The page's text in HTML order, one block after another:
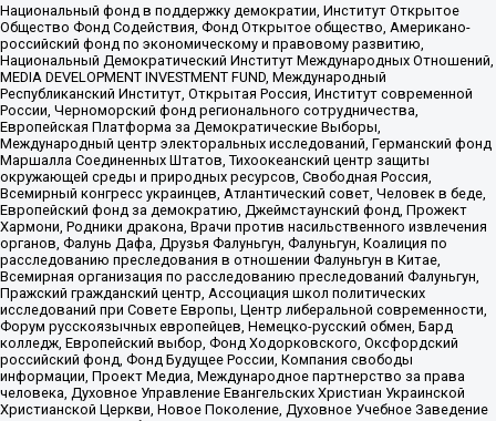
Национальный фонд в поддержку демократии, Институт Открытое
Общество Фонд Содействия, Фонд Открытое общество, Американо-
российский фонд по экономическому и правовому развитию,
Национальный Демократический Институт Международных Отношений,
MEDIA DEVELOPMENT INVESTMENT FUND, Международный
Республиканский Институт, Открытая Россия, Институт современной
России, Черноморский фонд регионального сотрудничества,
Европейская Платформа за Демократические Выборы,
Международный центр электоральных исследований, Германский фонд
Маршалла Соединенных Штатов, Тихоокеанский центр защиты
окружающей среды и природных ресурсов, Свободная Россия,
Всемирный конгресс украинцев, Атлантический совет, Человек в беде,
Европейский фонд за демократию, Джеймстаунский фонд, Прожект
Хармони, Родники дракона, Врачи против насильственного извлечения
органов, Фалунь Дафа, Друзья Фалуньгун, Фалуньгун, Коалиция по
расследованию преследования в отношении Фалуньгун в Китае,
Всемирная организация по расследованию преследований Фалуньгун,
Пражский гражданский центр, Ассоциация школ политических
исследований при Совете Европы, Центр либеральной современности,
Форум русскоязычных европейцев, Немецко-русский обмен, Бард
колледж, Европейский выбор, Фонд Ходорковского, Оксфордский
российский фонд, Фонд Будущее России, Компания свободы
информации, Проект Медиа, Международное партнерство за права
человека, Духовное Управление Евангельских Христиан Украинской
Христианской Церкви, Новое Поколение, Духовное Учебное Заведение